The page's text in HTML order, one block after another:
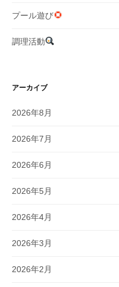
プール遊び
調理活動
アーカイブ
2026年8月
2026年7月
2026年6月
2026年5月
2026年4月
2026年3月
2026年2月